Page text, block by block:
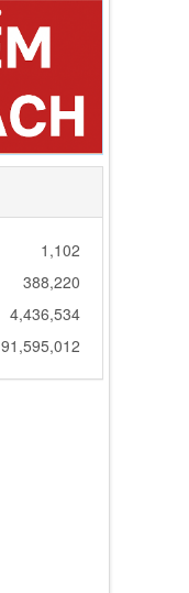
1,102
388,220
4,436,534
91,595,012